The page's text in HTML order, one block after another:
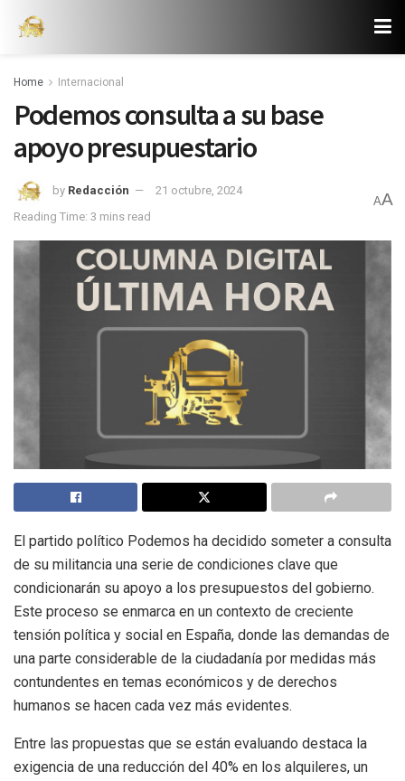
Home Internacional
Podemos consulta a su base
apoyo presupuestario
by Redacción
21 octubre, 2024
Reading Time: 3 mins read
AA
El partido político Podemos ha decidido someter a consulta
de su militancia una serie de condiciones clave que
condicionarán su apoyo a los presupuestos del gobierno.
Este proceso se enmarca en un contexto de creciente
tensión política y social en España, donde las demandas de
una parte considerable de la ciudadanía por medidas más
contundentes en temas económicos y de derechos
humanos se hacen cada vez más evidentes.
Entre las propuestas que se están evaluando destaca la
exigencia de una reducción del 40% en los alquileres, un